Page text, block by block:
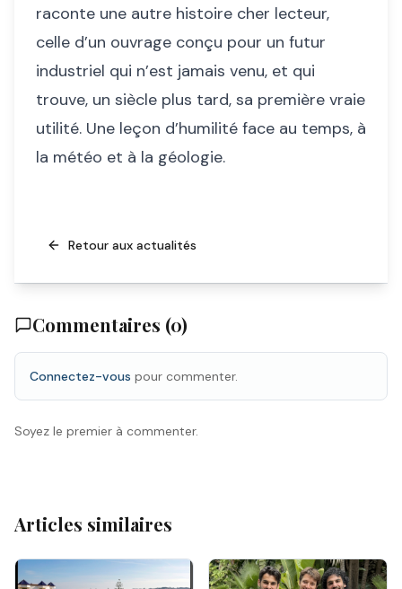
raconte une autre histoire cher lecteur,
celle d’un ouvrage conçu pour un futur
industriel qui n’est jamais venu, et qui
trouve, un siècle plus tard, sa première vraie
utilité. Une leçon d’humilité face au temps, à
la météo et à la géologie.
Retour aux actualités
Commentaires (0)
Connectez-vous pour commenter.
Soyez le premier à commenter.
Articles similaires